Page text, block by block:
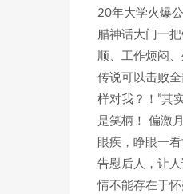
20年大学火爆
腊神话大门一
顺、工作烦闷
传说可以击败
样对我？！”其
是笑柄！ 偏激
眼疾，睁眼一
告慰后人，让
情不能存在于